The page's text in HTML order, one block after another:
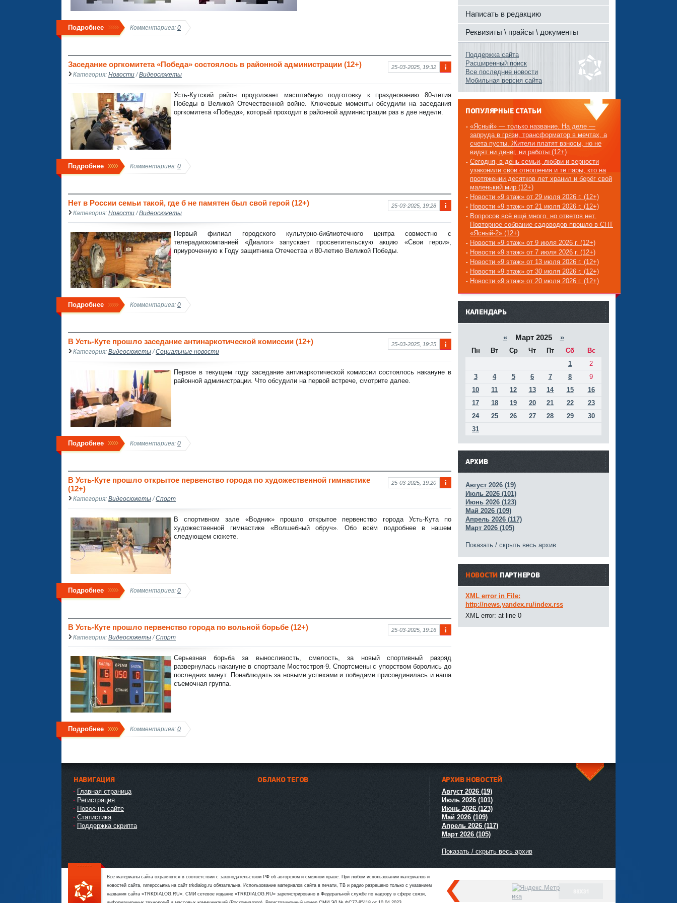
Подробнее Комментариев: 0
фо
аци
я к
нов
25-03-2025, 19:32
Заседание оргкомитета «Победа» состоялось в районной администрации (12+)
Категория: Новости /Видеосюжеты
Усть-Кутский район продолжает масштабную подготовку к празднованию 80-летия
Победы в Великой Отечественной войне. Ключевые моменты обсудили на заседания
оргкомитета «Победа», который проходит в районной администрации раз в две недели.
Подробнее Комментариев: 0
фо
аци
я к
25-03-2025, 19:28
Нет в России семьи такой, где б не памятен был свой герой (12+)
Категория: Новости /Видеосюжеты
Первый филиал городского культурно-библиотечного центра совместно с
телерадиокомпанией «Диалог» запускает просветительскую акцию «Свои герои»,
приуроченную к Году защитника Отечества и 80-летию Великой Победы.
Подробнее Комментариев: 0
фо
аци
25-03-2025, 19:25
В Усть-Куте прошло заседание антинаркотической комиссии (12+)
Категория: Видеосюжеты /Социальные новости
Первое в текущем году заседание антинаркотической комиссии состоялось накануне в
районной администрации. Что обсудили на первой встрече, смотрите далее.
Подробнее Комментариев: 0
рм
я к
нов
25-03-2025, 19:20
В Усть-Куте прошло открытое первенство города по художественной гимнастике
(12+)
Категория: Видеосюжеты /Спорт
В спортивном зале «Водник» прошло открытое первенство города Усть-Кута по
художественной гимнастике «Волшебный обруч». Обо всём подробнее в нашем
следующем сюжете.
Подробнее Комментариев: 0
фо
аци
я к
нов
25-03-2025, 19:16
В Усть-Куте прошло первенство города по вольной борьбе (12+)
Категория: Видеосюжеты /Спорт
Серьезная борьба за выносливость, смелость, за новый спортивный разряд
развернулась накануне в спортзале Мостостроя-9. Спортсмены с упорством боролись до
последних минут. Понаблюдать за новыми успехами и победами присоединилась и наша
съемочная группа.
Подробнее Комментариев: 0
Написать в редакцию
Реквизиты \ прайсы \ документы
Поддержка сайта
Расширенный поиск
Все последние новости
Мобильная версия сайта
ПОПУЛЯРНЫЕ СТАТЬИ
«Ясный» — только название. На деле —
запруда в грязи, трансформатор в мечтах, а
счета пусты. Жители платят взносы, но не
видят ни денег, ни работы (12+)
Сегодня, в день семьи, любви и верности
узаконили свои отношения и те пары, кто на
протяжении десятков лет хранил и берёг свой
маленький мир (12+)
Новости «9 этаж» от 29 июля 2026 г. (12+)
Новости «9 этаж» от 21 июля 2026 г. (12+)
Вопросов всё ещё много, но ответов нет.
Повторное собрание садоводов прошло в СНТ
«Ясный-2» (12+)
Новости «9 этаж» от 9 июля 2026 г. (12+)
Новости «9 этаж» от 7 июля 2026 г. (12+)
Новости «9 этаж» от 13 июля 2026 г. (12+)
Новости «9 этаж» от 30 июля 2026 г. (12+)
Новости «9 этаж» от 20 июля 2026 г. (12+)
------
КАЛЕНДАРЬ
«Март 2025 »
Пн Вт Ср Чт Пт Сб
Вс
1
2
3
4 5 6 7 8
9
10
11 12 13 14 15
16
17
18 19 20 21 22
23
24
25 26 27 28 29
30
31
АРХИВ
Август 2026 (19)
Июль 2026 (101)
Июнь 2026 (123)
Май 2026 (109)
Апрель 2026 (117)
Март 2026 (105)
Показать / скрыть весь архив
НОВОСТИ ПАРТНЕРОВ
XML error in File:
http://news.yandex.ru/index.rss
XML error: at line 0
НАВИГАЦИЯ
Главная страница
Регистрация
Новое на сайте
Статистика
Поддержка скрипта
ОБЛАКО ТЕГОВ АРХИВ НОВОСТЕЙ
Август 2026 (19)
Июль 2026 (101)
Июнь 2026 (123)
Май 2026 (109)
Апрель 2026 (117)
Март 2026 (105)
Показать / скрыть весь архив
Все материалы сайта охраняются в соответствии с законодательством РФ об авторском и смежном праве. При любом использовании материалов и
новостей сайта, гиперссылка на сайт trkdialog.ru обязательна. Использование материалов сайта в печати, ТВ и радио разрешено только с указанием
названия сайта «TRKDIALOG.RU». СМИ сетевое издание «TRKDIALOG.RU» зарегистрировано в Федеральной службе по надзору в сфере связи,